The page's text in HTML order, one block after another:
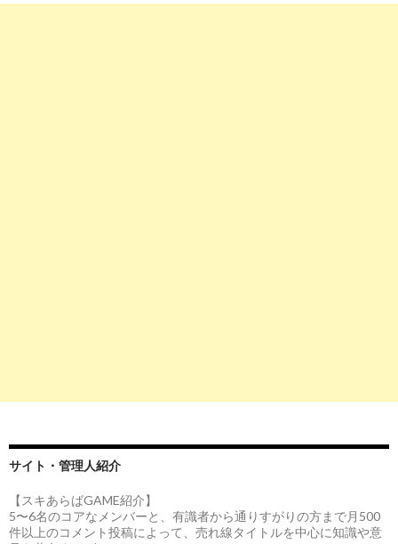
サイト・管理人紹介
【スキあらばGAME紹介】
5〜6名のコアなメンバーと、有識者から通りすがりの方まで月500
件以上のコメント投稿によって、売れ線タイトルを中心に知識や意